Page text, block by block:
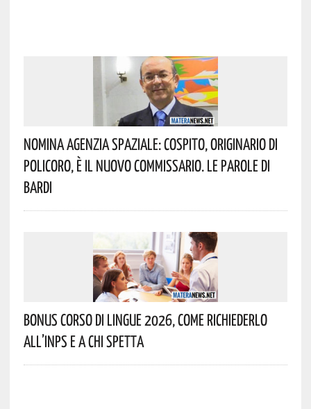
Nomina Agenzia Spaziale: Cospito, Originario Di
Policoro, È Il Nuovo Commissario. Le Parole Di
Bardi
Bonus Corso Di Lingue 2026, Come Richiederlo
All’INPS E A Chi Spetta